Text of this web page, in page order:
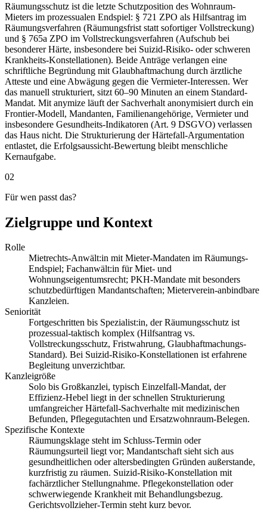
Räumungsschutz ist die letzte Schutzposition des Wohnraum-
Mieters im prozessualen Endspiel: § 721 ZPO als Hilfsantrag im
Räumungsverfahren (Räumungsfrist statt sofortiger Vollstreckung)
und § 765a ZPO im Vollstreckungsverfahren (Aufschub bei
besonderer Härte, insbesondere bei Suizid-Risiko- oder schweren
Krankheits-Konstellationen). Beide Anträge verlangen eine
schriftliche Begründung mit Glaubhaftmachung durch ärztliche
Atteste und eine Abwägung gegen die Vermieter-Interessen. Wer
das manuell strukturiert, sitzt 60–90 Minuten an einem Standard-
Mandat. Mit anymize läuft der Sachverhalt anonymisiert durch ein
Frontier-Modell, Mandanten, Familienangehörige, Vermieter und
insbesondere Gesundheits-Indikatoren (Art. 9 DSGVO) verlassen
das Haus nicht. Die Strukturierung der Härtefall-Argumentation
entlastet, die Erfolgsaussicht-Bewertung bleibt menschliche
Kernaufgabe.
02
Für wen passt das?
Zielgruppe und Kontext
Rolle
Mietrechts-Anwält:in mit Mieter-Mandaten im Räumungs-
Endspiel; Fachanwält:in für Miet- und
Wohnungseigentumsrecht; PKH-Mandate mit besonders
schutzbedürftigen Mandantschaften; Mieterverein-anbindbare
Kanzleien.
Seniorität
Fortgeschritten bis Spezialist:in, der Räumungsschutz ist
prozessual-taktisch komplex (Hilfsantrag vs.
Vollstreckungsschutz, Frist­wahrung, Glaubhaftmachungs-
Standard). Bei Suizid-Risiko-Konstellationen ist erfahrene
Begleitung unverzichtbar.
Kanzleigröße
Solo bis Großkanzlei, typisch Einzelfall-Mandat, der
Effizienz-Hebel liegt in der schnellen Strukturierung
umfangreicher Härtefall-Sachverhalte mit medizinischen
Befunden, Pflegegutachten und Ersatzwohnraum-Belegen.
Spezifische Kontexte
Räumungsklage steht im Schluss-Termin oder
Räumungsurteil liegt vor; Mandantschaft sieht sich aus
gesundheitlichen oder altersbedingten Gründen außerstande,
kurzfristig zu räumen. Suizid-Risiko-Konstellation mit
fachärztlicher Stellungnahme. Pflegekonstellation oder
schwerwiegende Krankheit mit Behandlungsbezug.
Gerichtsvollzieher-Termin steht kurz bevor.